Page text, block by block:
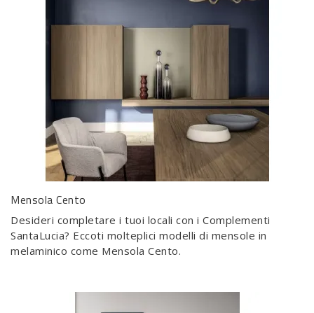
Mensola Cento
Desideri completare i tuoi locali con i Complementi
SantaLucia? Eccoti molteplici modelli di mensole in
melaminico come Mensola Cento.